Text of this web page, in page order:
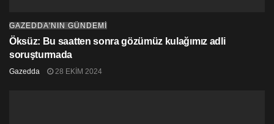
GAZEDDA'NIN GÜNDEMİ
Öksüz: Bu saatten sonra gözümüz kulağımız adli
soruşturmada
Gazedda 28 EKIM 2024